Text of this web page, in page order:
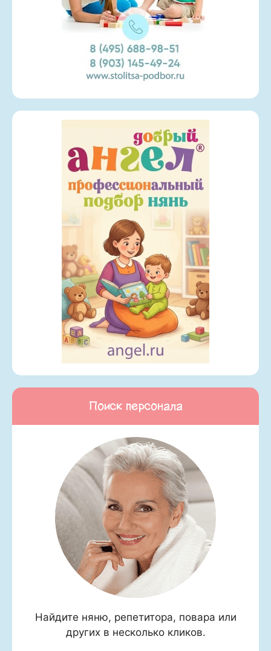
Поиск персонала
Найдите няню, репетитора, повара или
других в несколько кликов.